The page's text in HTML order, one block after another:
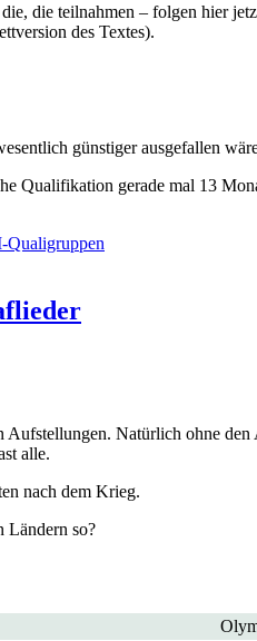
die teilnahmen – folgen hier
des Textes).
günstiger ausgefallen
Qualifikation gerade mal 13
Qualigruppen
Aufstellungen. Natürlich ohne
alle.
nach dem Krieg.
Ländern so?